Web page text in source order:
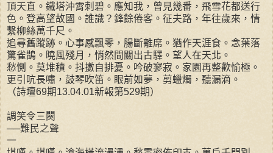
頂天直。鐵塔沖霄刺碧。應知我，曾見幾番，飛雪花都送行
色。登高望故國。誰識？鋒餘倦客。征夫路，年往歲來，情
繫柳絲萬千尺。
追尋舊蹤跡。心事感飄零，腸斷離席。猶作天涯食。念葉落
驚雀鵲。曉風殘月，悄然間關出古驛。望人在天北。
愁惻。莫堆積。抖擻自排憂。吟破寥寂。家園再整歡愉極。
更引吭長嘯，鼓琴吹笛。眼前如夢，剪蠟燭，聽漏滴。
（詩壇69期13.04.01新報第529期）
調笑令三闋
──難民之聲
一